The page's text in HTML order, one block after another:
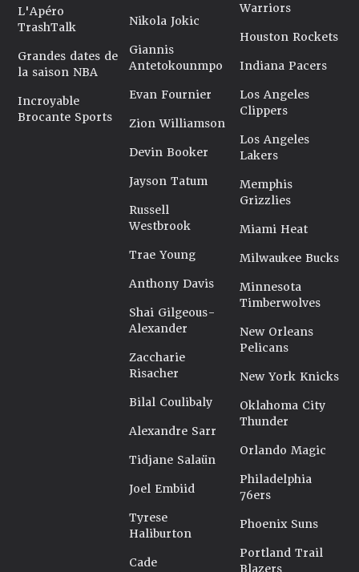
L'Apéro
TrashTalk
Grandes dates de
la saison NBA
Incroyable
Brocante Sports
Nikola Jokic
Giannis
Antetokounmpo
Evan Fournier
Zion Williamson
Devin Booker
Jayson Tatum
Russell
Westbrook
Trae Young
Anthony Davis
Shai Gilgeous-
Alexander
Zaccharie
Risacher
Bilal Coulibaly
Alexandre Sarr
Tidjane Salaün
Joel Embiid
Tyrese
Haliburton
Cade
Warriors
Houston Rockets
Indiana Pacers
Los Angeles
Clippers
Los Angeles
Lakers
Memphis
Grizzlies
Miami Heat
Milwaukee Bucks
Minnesota
Timberwolves
New Orleans
Pelicans
New York Knicks
Oklahoma City
Thunder
Orlando Magic
Philadelphia
76ers
Phoenix Suns
Portland Trail
Blazers